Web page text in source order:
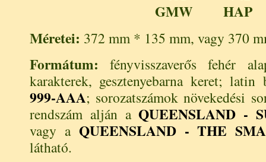
Méretei: 372 mm * 135 mm, vagy 370
Formátum: fényvisszaverős fehér
karakterek, gesztenyebarna keret;
999-AAA; sorozatszámok növekedési
rendszám alján aQUEENSLAND -
vagy a QUEENSLAND - THE
látható.